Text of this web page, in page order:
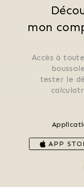
mon
Accès à
tester le
APP